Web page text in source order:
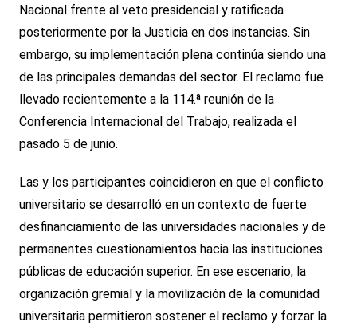
Nacional frente al veto presidencial y ratificada
posteriormente por la Justicia en dos instancias. Sin
embargo, su implementación plena continúa siendo una
de las principales demandas del sector. El reclamo fue
llevado recientemente a la 114.ª reunión de la
Conferencia Internacional del Trabajo, realizada el
pasado 5 de junio.
Las y los participantes coincidieron en que el conflicto
universitario se desarrolló en un contexto de fuerte
desfinanciamiento de las universidades nacionales y de
permanentes cuestionamientos hacia las instituciones
públicas de educación superior. En ese escenario, la
organización gremial y la movilización de la comunidad
universitaria permitieron sostener el reclamo y forzar la